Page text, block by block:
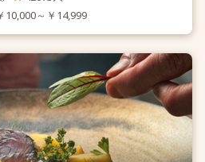
10,000～￥14,999